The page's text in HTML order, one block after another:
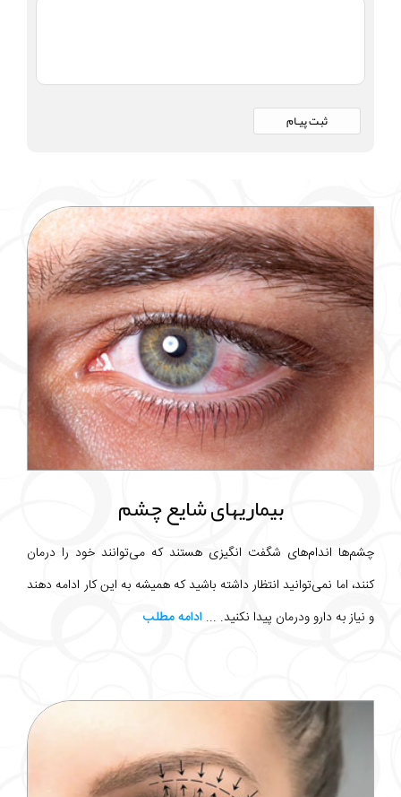
بیماریهای شایع چشم
چشم‌ها اندام‌های شگفت انگیزی هستند که می‌توانند خود را درمان
کنند، اما نمی‌توانید انتظار داشته باشید که همیشه به این کار ادامه دهند
و نیاز به دارو ودرمان پیدا نکنید. ... ادامه مطلب